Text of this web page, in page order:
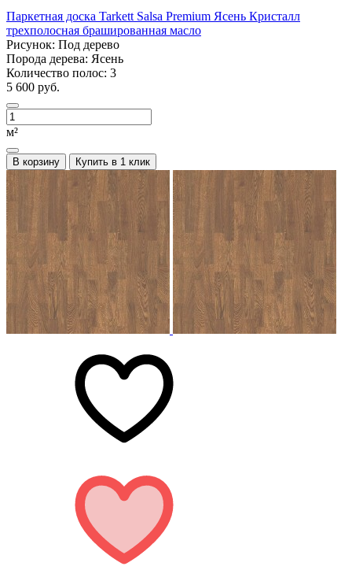
Паркетная доска Tarkett Salsa Premium Ясень Кристалл
трехполосная брашированная масло
Рисунок: Под дерево
Порода дерева: Ясень
Количество полос: 3
5 600 руб.
м²
В корзину Купить в 1 клик